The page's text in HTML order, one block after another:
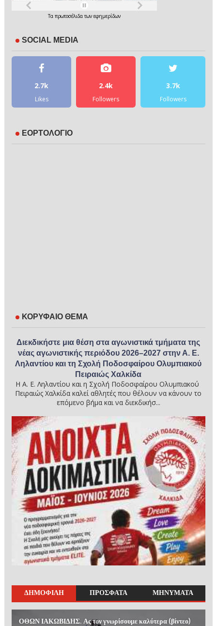
Τα πρωτοσέλιδατων εφημερίδων
SOCIAL MEDIA
2.7k
Likes
2.4k
Followers
3.7k
Followers
ΕΟΡΤΟΛΟΓΙΟ
ΚΟΡΥΦΑΙΟ ΘΕΜΑ
Διεκδικήστε μια θέση στα αγωνιστικά τμήματα της
νέας αγωνιστικής περιόδου 2026–2027 στην Α. Ε.
Ληλαντίου και τη Σχολή Ποδοσφαίρου Ολυμπιακού
Πειραιώς Χαλκίδα
Η Α. Ε. Ληλαντίου και η Σχολή Ποδοσφαίρου Ολυμπιακού
Πειραιώς Χαλκίδα καλεί αθλητές που θέλουν να κάνουν το
επόμενο βήμα και να διεκδικήσ...
ΔΗΜΟΦΙΛΗ ΠΡΟΣΦΑΤΑ ΜΗΝΥΜΑΤΑ
ΟΘΩΝ ΙΑΚΩΒΙΔΗΣ. Ας τον γνωρίσουμε καλύτερα (βίντεο)